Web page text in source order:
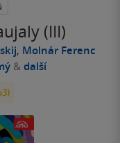
(III)
, Molnár Ferenc
& další